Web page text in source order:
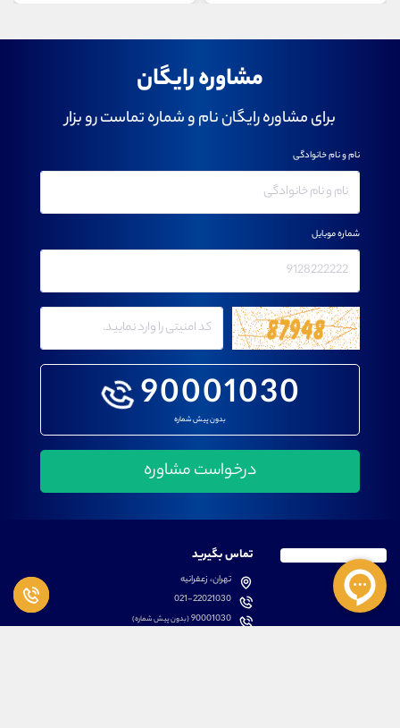
مشاوره رایگان
برای مشاوره رایگان نام و شماره تماست رو بزار
90001030
بدون پیش شماره
نام و نام خانوادگی
شماره موبایل
تماس بگیرید
تهران، زعفرانیه
021-22021030
90001030(بدون پیش شماره)